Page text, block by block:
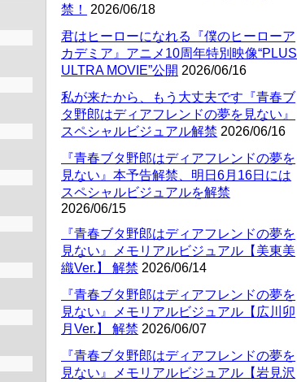
禁！
2026/06/18
君はヒーローになれる『僕のヒーローア
カデミア』アニメ10周年特別映像“PLUS
ULTRA MOVIE”公開 2026/06/16
私が来たから、もう大丈夫です『青春ブ
タ野郎はディアフレンドの夢を見ない』
スペシャルビジュアル解禁 2026/06/16
『青春ブタ野郎はディアフレンドの夢を
見ない』本予告解禁、明日6月16日には
スペシャルビジュアルを解禁
2026/06/15
『青春ブタ野郎はディアフレンドの夢を
見ない』メモリアルビジュアル【美東美
織Ver.】 解禁 2026/06/14
『青春ブタ野郎はディアフレンドの夢を
見ない』メモリアルビジュアル【広川卯
月Ver.】 解禁 2026/06/07
『青春ブタ野郎はディアフレンドの夢を
見ない』メモリアルビジュアル【岩見沢